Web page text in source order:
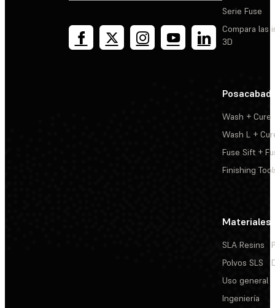
Serie Fuse
Compara las
3D
Wash + Cure
Wash L +
Fuse Sift +
Finishing
Materiales
SLA Resins
Polvos SLS
Uso general
Ingeniería